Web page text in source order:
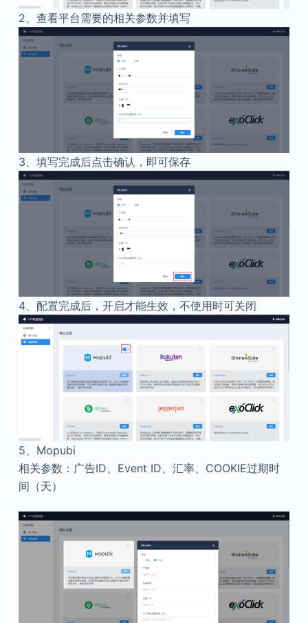
2、 查看平台需要的相关参数并填写
3、 填写完成后点击确认，即可保存
4、 配置完成后，开启才能生效，不使用时可关闭
5、 Mopubi
相关参数：广告ID、Event ID、汇率、COOKIE过期时
间（天）